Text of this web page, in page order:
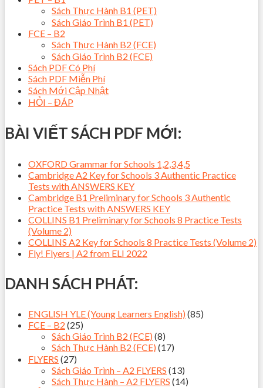
Sách Thực Hành B1 (PET)
Sách Giáo Trình B1 (PET)
FCE – B2
Sách Thực Hành B2 (FCE)
Sách Giáo Trình B2 (FCE)
Sách PDF Có Phí
Sách PDF Miễn Phí
Sách Mới Cập Nhật
HỎI – ĐÁP
BÀI VIẾT SÁCH PDF MỚI:
OXFORD Grammar for Schools 1,2,3,4,5
Cambridge A2 Key for Schools 3 Authentic Practice
Tests with ANSWERS KEY
Cambridge B1 Preliminary for Schools 3 Authentic
Practice Tests with ANSWERS KEY
COLLINS B1 Preliminary for Schools 8 Practice Tests
(Volume 2)
COLLINS A2 Key for Schools 8 Practice Tests (Volume 2)
Fly! Flyers | A2 from ELI 2022
DANH SÁCH PHÁT:
ENGLISH YLE (Young Learners English) (85)
FCE – B2 (25)
Sách Giáo Trình B2 (FCE) (8)
Sách Thực Hành B2 (FCE) (17)
FLYERS (27)
Sách Giáo Trình – A2 FLYERS (13)
Sách Thực Hành – A2 FLYERS (14)